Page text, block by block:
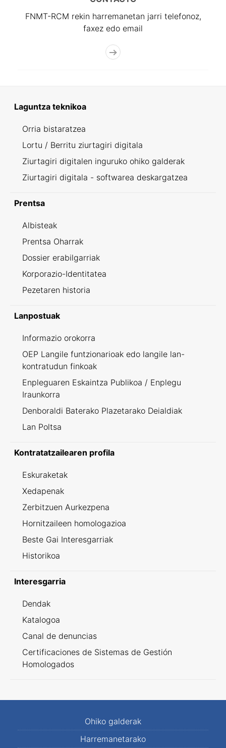
FNMT-RCM rekin harremanetan jarri telefonoz,
faxez edo email
Laguntza teknikoa
Orria bistaratzea
Lortu / Berritu ziurtagiri digitala
Ziurtagiri digitalen inguruko ohiko galderak
Ziurtagiri digitala - softwarea deskargatzea
Prentsa
Albisteak
Prentsa Oharrak
Dossier erabilgarriak
Korporazio-Identitatea
Pezetaren historia
Lanpostuak
Informazio orokorra
OEP Langile funtzionarioak edo langile lan-
kontratudun finkoak
Enpleguaren Eskaintza Publikoa / Enplegu
Iraunkorra
Denboraldi Baterako Plazetarako Deialdiak
Lan Poltsa
Kontratatzailearen profila
Eskuraketak
Xedapenak
Zerbitzuen Aurkezpena
Hornitzaileen homologazioa
Beste Gai Interesgarriak
Historikoa
Interesgarria
Dendak
Katalogoa
Canal de denuncias
Certificaciones de Sistemas de Gestión
Homologados
Ohiko galderak
Harremanetarako